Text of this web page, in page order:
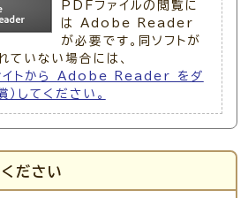
PDFファイルの閲覧に
は Adobe Reader
が必要です。同ソフトが
ていない場合には、
トから Adobe Reader をダ
）してください。
ださい